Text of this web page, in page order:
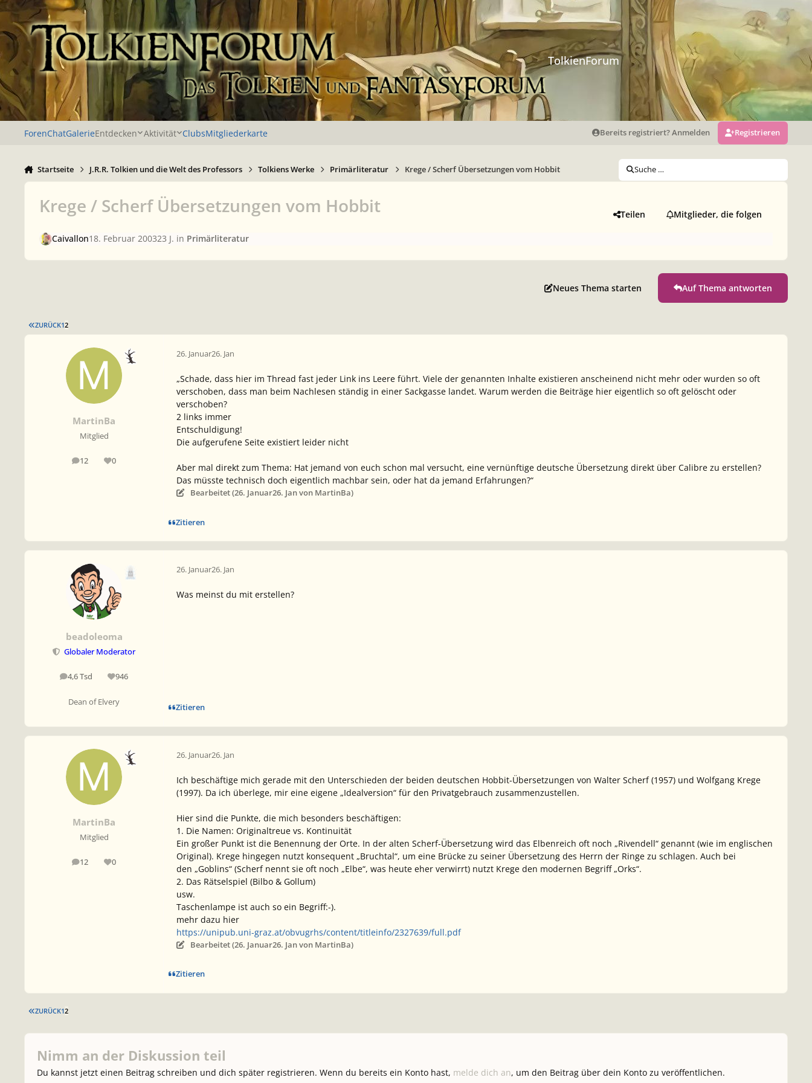
Zu Inhalt springen
TolkienForum
ForenChatGalerieEntdecken Aktivität ClubsMitgliederkarte Bereits registriert? Anmelden Registrieren
Startseite J.R.R. Tolkien und die Welt des Professors Tolkiens Werke Primärliteratur Krege / Scherf Übersetzungen vom Hobbit Suche …
Krege / Scherf Übersetzungen vom Hobbit Teilen Mitglieder, die folgen
Caivallon18. Februar 200323 J. in Primärliteratur
Neues Thema starten Auf Thema antworten
ERSTE SEITE
ZURÜCK12
MartinBa
Mitglied
12
Beiträge 0
Reputation
26. Januar26. Jan
„Schade, dass hier im Thread fast jeder Link ins Leere führt. Viele der genannten Inhalte existieren anscheinend nicht mehr oder wurden so oft
verschoben, dass man beim Nachlesen ständig in einer Sackgasse landet. Warum werden die Beiträge hier eigentlich so oft gelöscht oder
verschoben?
2 links immer
Entschuldigung!
Die aufgerufene Seite existiert leider nicht
Aber mal direkt zum Thema: Hat jemand von euch schon mal versucht, eine vernünftige deutsche Übersetzung direkt über Calibre zu erstellen?
Das müsste technisch doch eigentlich machbar sein, oder hat da jemand Erfahrungen?“
Bearbeitet (26. Januar26. Janvon MartinBa)
Zitieren
beadoleoma
Globaler Moderator
4,6 Tsd
Beiträge 946
Reputation
Dean of Elvery
26. Januar26. Jan
Was meinst du mit erstellen?
Zitieren
MartinBa
Mitglied
12
Beiträge 0
Reputation
26. Januar26. Jan
Ich beschäftige mich gerade mit den Unterschieden der beiden deutschen Hobbit-Übersetzungen von Walter Scherf (1957) und Wolfgang Krege
(1997). Da ich überlege, mir eine eigene „Idealversion“ für den Privatgebrauch zusammenzustellen.
Hier sind die Punkte, die mich besonders beschäftigen:
1. Die Namen: Originaltreue vs. Kontinuität
Ein großer Punkt ist die Benennung der Orte. In der alten Scherf-Übersetzung wird das Elbenreich oft noch „Rivendell“ genannt (wie im englischen
Original). Krege hingegen nutzt konsequent „Bruchtal“, um eine Brücke zu seiner Übersetzung des Herrn der Ringe zu schlagen. Auch bei
den „Goblins“ (Scherf nennt sie oft noch „Elbe“, was heute eher verwirrt) nutzt Krege den modernen Begriff „Orks“.
2. Das Rätselspiel (Bilbo & Gollum)
usw.
Taschenlampe ist auch so ein Begriff:-).
mehr dazu hier
https://unipub.uni-graz.at/obvugrhs/content/titleinfo/2327639/full.pdf
Bearbeitet (26. Januar26. Janvon MartinBa)
Zitieren
ERSTE SEITE
ZURÜCK12
Nimm an der Diskussion teil
Du kannst jetzt einen Beitrag schreiben und dich später registrieren. Wenn du bereits ein Konto hast, melde dich an, um den Beitrag über dein Konto zu veröffentlichen.